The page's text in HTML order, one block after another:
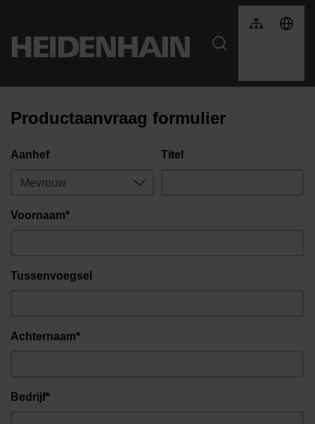
Productaanvraag formulier
Aanhef Titel
Voornaam*
Tussenvoegsel
Achternaam*
Bedrijf*